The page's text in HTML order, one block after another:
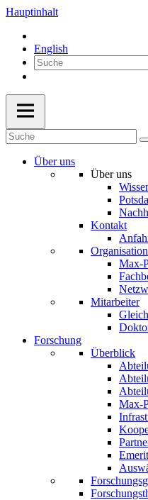
Hauptinhalt
English
Über uns
Über uns
Kontakt
Organisation
Max-
Mitarbeiter
Forschung
Überblick
Max-